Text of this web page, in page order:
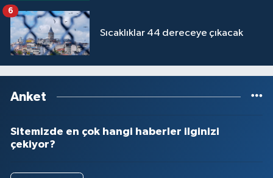
Sıcaklıklar 44 dereceye çıkacak
6
Anket
Sitemizde en çok hangi haberler ilginizi
çekiyor?